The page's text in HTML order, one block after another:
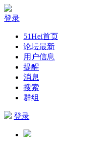
登录
51Hei首页
论坛最新
用户信息
提醒
消息
搜索
群组
登录